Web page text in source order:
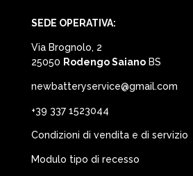
SEDE OPERATIVA:
Via Brognolo, 2
25050 Rodengo SaianoBS
newbatteryservice@gmail.com
+39 337 1523044
Condizioni di vendita e di servizio
Modulo tipo di recesso